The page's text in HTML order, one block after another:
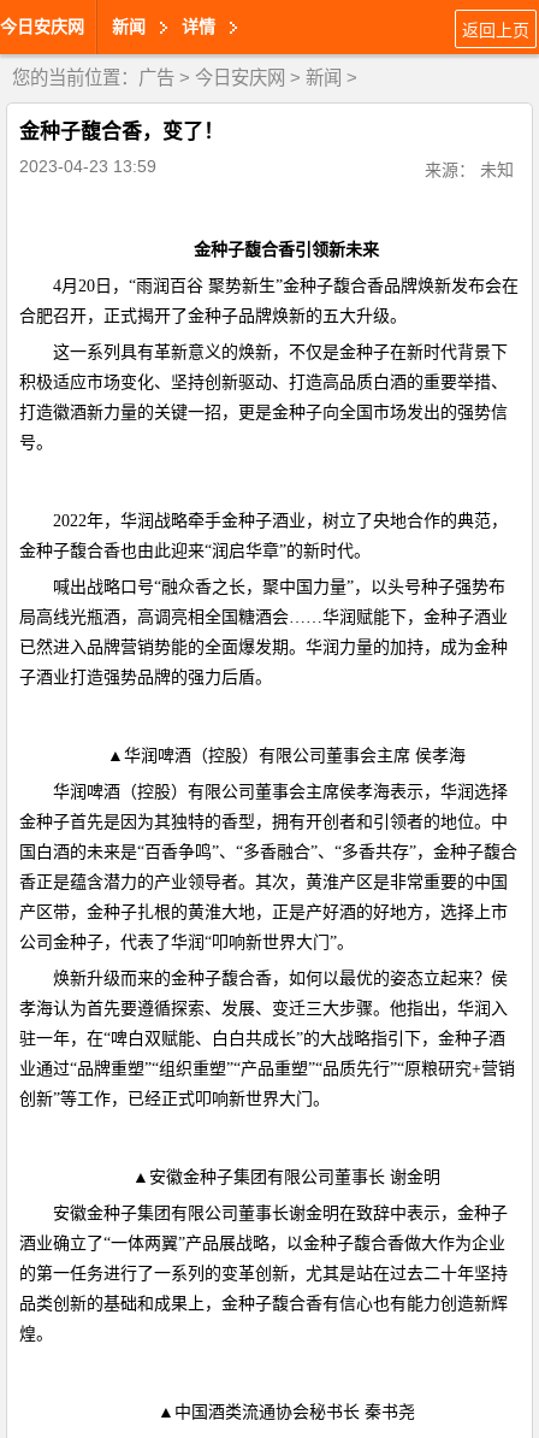
今日安庆网 新闻 详情 返回上页
您的当前位置： 广告 > 今日安庆网 > 新闻 >
金种子馥合香，变了！
2023-04-23 13:59 来源： 未知
金种子馥合香引领新未来
4月20日，“雨润百谷 聚势新生”金种子馥合香品牌焕新发布会在
合肥召开，正式揭开了金种子品牌焕新的五大升级。
这一系列具有革新意义的焕新，不仅是金种子在新时代背景下
积极适应市场变化、坚持创新驱动、打造高品质白酒的重要举措、
打造徽酒新力量的关键一招，更是金种子向全国市场发出的强势信
号。
2022年，华润战略牵手金种子酒业，树立了央地合作的典范，
金种子馥合香也由此迎来“润启华章”的新时代。
喊出战略口号“融众香之长，聚中国力量”，以头号种子强势布
局高线光瓶酒，高调亮相全国糖酒会……华润赋能下，金种子酒业
已然进入品牌营销势能的全面爆发期。华润力量的加持，成为金种
子酒业打造强势品牌的强力后盾。
▲华润啤酒（控股）有限公司董事会主席 侯孝海
华润啤酒（控股）有限公司董事会主席侯孝海表示，华润选择
金种子首先是因为其独特的香型，拥有开创者和引领者的地位。中
国白酒的未来是“百香争鸣”、“多香融合”、“多香共存”，金种子馥合
香正是蕴含潜力的产业领导者。其次，黄淮产区是非常重要的中国
产区带，金种子扎根的黄淮大地，正是产好酒的好地方，选择上市
公司金种子，代表了华润“叩响新世界大门”。
焕新升级而来的金种子馥合香，如何以最优的姿态立起来？侯
孝海认为首先要遵循探索、发展、变迁三大步骤。他指出，华润入
驻一年，在“啤白双赋能、白白共成长”的大战略指引下，金种子酒
业通过“品牌重塑”“组织重塑”“产品重塑”“品质先行”“原粮研究+营销
创新”等工作，已经正式叩响新世界大门。
▲安徽金种子集团有限公司董事长 谢金明
安徽金种子集团有限公司董事长谢金明在致辞中表示，金种子
酒业确立了“一体两翼”产品展战略，以金种子馥合香做大作为企业
的第一任务进行了一系列的变革创新，尤其是站在过去二十年坚持
品类创新的基础和成果上，金种子馥合香有信心也有能力创造新辉
煌。
▲中国酒类流通协会秘书长 秦书尧